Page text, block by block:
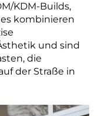
KDM-Builds,
kombinieren
und sind
die
der Straße in